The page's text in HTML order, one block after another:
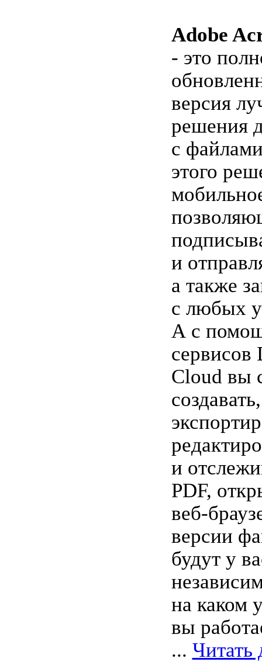
Adobe
- это
версия
решения
с
этого
и
а также
с любых
А с
сервисов
Cloud вы
создавать,
и
PDF,
веб-
версии
будут у
на каком
вы
... Читать